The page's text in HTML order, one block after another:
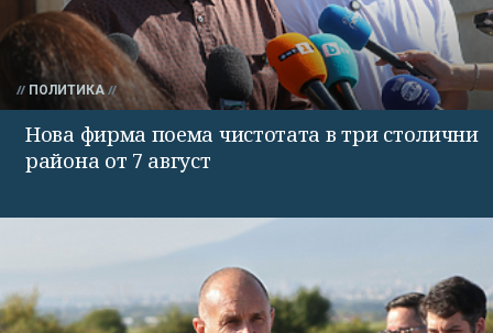
ПОЛИТИКА
Нова фирма поема чистотата в три столични
района от 7 август